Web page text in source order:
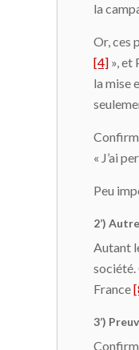
la
Or, ces
[4] », et
la mise
« J’ai
Peu
2’)
Autant
société.
France
3’)